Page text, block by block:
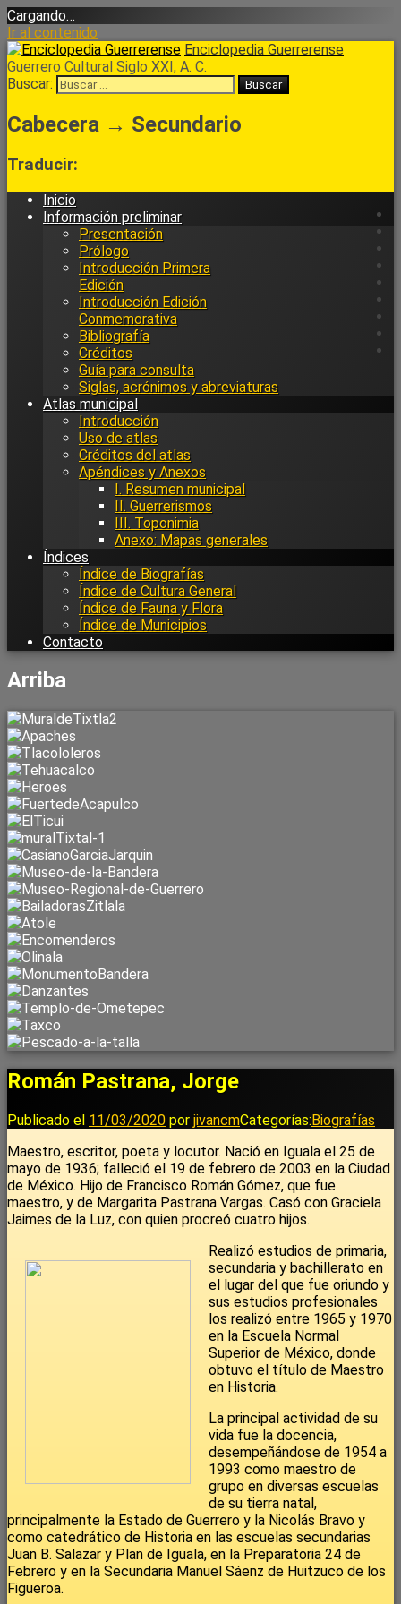
Cargando…
Ir al contenido
Enciclopedia Guerrerense
Guerrero Cultural Siglo XXI, A. C.
Buscar:
Cabecera → Secundario
Traducir:
Inicio
Información preliminar
Presentación
Prólogo
Introducción Primera
Edición
Introducción Edición
Conmemorativa
Bibliografía
Créditos
Guía para consulta
Siglas, acrónimos y abreviaturas
Atlas municipal
Introducción
Uso de atlas
Créditos del atlas
Apéndices y Anexos
I. Resumen municipal
II. Guerrerismos
III. Toponimia
Anexo: Mapas generales
Índices
Índice de Biografías
Índice de Cultura General
Índice de Fauna y Flora
Índice de Municipios
Contacto
Arriba
Román Pastrana, Jorge
Publicado el 11/03/2020 por jivancmCategorías: Biografías
Maestro, escritor, poeta y locutor. Nació en Iguala el 25 de
mayo de 1936; falleció el 19 de febrero de 2003 en la Ciudad
de México. Hijo de Francisco Román Gómez, que fue
maestro, y de Margarita Pastrana Vargas. Casó con Graciela
Jaimes de la Luz, con quien procreó cuatro hijos.
Realizó estudios de primaria,
secundaria y bachillerato en
el lugar del que fue oriundo y
sus estudios profesionales
los realizó entre 1965 y 1970
en la Escuela Normal
Superior de México, donde
obtuvo el título de Maestro
en Historia.
La principal actividad de su
vida fue la docencia,
desempeñándose de 1954 a
1993 como maestro de
grupo en diversas escuelas
de su tierra natal,
principalmente la Estado de Guerrero y la Nicolás Bravo y
como catedrático de Historia en las escuelas secundarias
Juan B. Salazar y Plan de Iguala, en la Preparatoria 24 de
Febrero y en la Secundaria Manuel Sáenz de Huitzuco de los
Figueroa.